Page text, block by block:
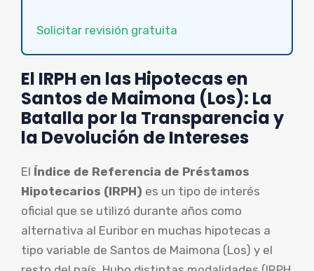
Solicitar revisión gratuita
El IRPH en las Hipotecas en
Santos de Maimona (Los): La
Batalla por la Transparencia y
la Devolución de Intereses
El Índice de Referencia de Préstamos
Hipotecarios (IRPH) es un tipo de interés
oficial que se utilizó durante años como
alternativa al Euribor en muchas hipotecas a
tipo variable de Santos de Maimona (Los) y el